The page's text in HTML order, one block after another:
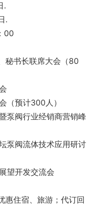
.
.
00
秘书长联席大会（80
（预计300人）
泵阀行业经销商营销峰
泵阀流体技术应用研讨
望开发交流会
惠住宿、旅游；代订回